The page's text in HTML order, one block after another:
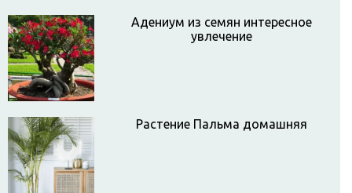
Адениум из семян интересное
увлечение
Растение Пальма домашняя